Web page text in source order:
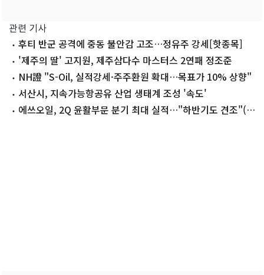
관련 기사
후티 반군 공격에 중동 불안감 고조…정유주 강세[핫종목]
'제주의 딸' 고지원, 제주삼다수 마스터스 2연패 정조준
NH證 "S-Oil, 실적강세·주주환원 확대…목표가 10% 상향"
서산시, 지속가능항공유 산업 생태계 조성 '속도'
에쓰오일, 2Q 윤활부문 분기 최대 실적…"하반기도 견조"(종